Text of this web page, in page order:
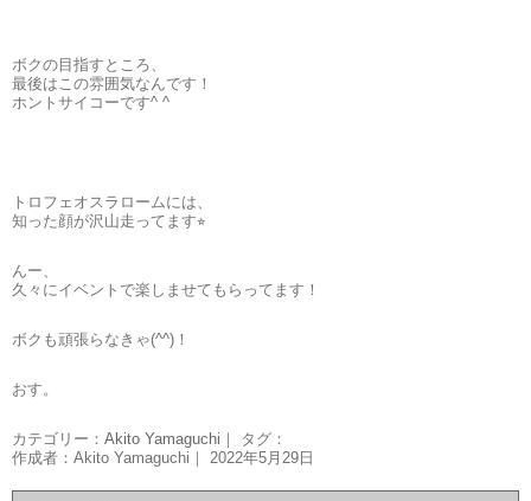
ボクの目指すところ、
最後はこの雰囲気なんです！
ホントサイコーです^ ^
トロフェオスラロームには、
知った顔が沢山走ってます⭐︎
んー、
久々にイベントで楽しませてもらってます！
ボクも頑張らなきゃ(^^)！
おす。
カテゴリー： Akito Yamaguchi ｜ タグ：
作成者：Akito Yamaguchi｜ 2022年5月29日